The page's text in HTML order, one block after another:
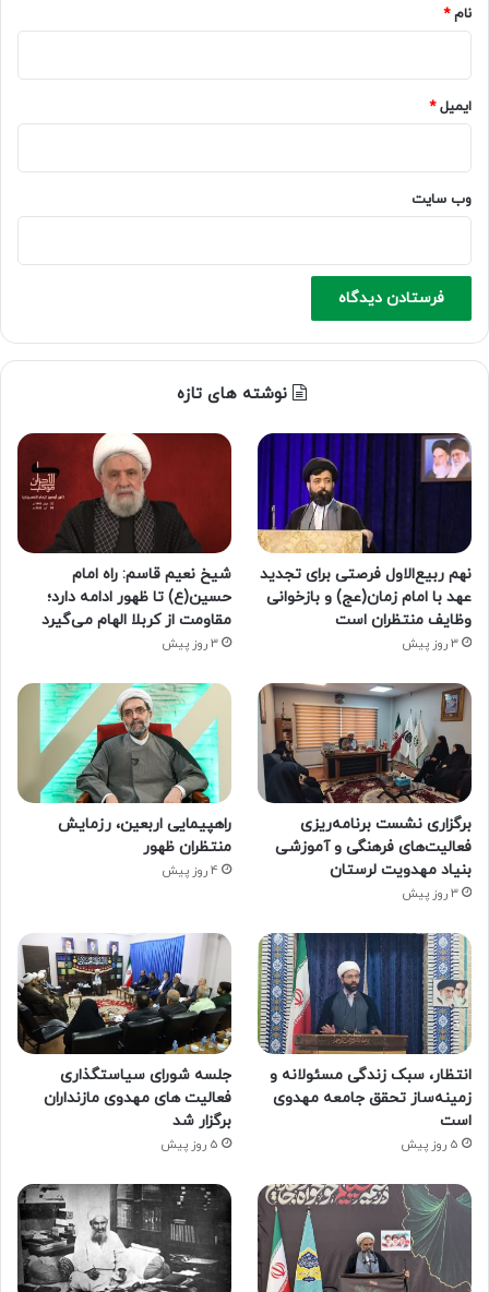
نام*
ایمیل*
وب‌ سایت
نوشته های تازه
نهم ربیع‌الاول فرصتی برای تجدید
عهد با امام زمان(عج) و بازخوانی
وظایف منتظران است
3 روز پیش
شیخ نعیم قاسم: راه امام
حسین(ع) تا ظهور ادامه دارد؛
مقاومت از کربلا الهام می‌گیرد
3 روز پیش
برگزاری نشست برنامه‌ریزی
فعالیت‌های فرهنگی و آموزشی
بنیاد مهدویت لرستان
3 روز پیش
راهپیمایی اربعین، رزمایش
منتظران ظهور
4 روز پیش
انتظار، سبک زندگی مسئولانه و
زمینه‌ساز تحقق جامعه مهدوی
است
5 روز پیش
جلسه شورای سیاستگذاری
فعالیت های مهدوی مازنداران
برگزار شد
5 روز پیش